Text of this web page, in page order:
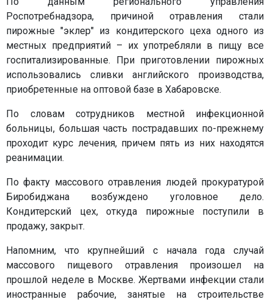
Роспотребнадзора, причиной отравления стали
пирожные "эклер" из кондитерского цеха одного из
местных предприятий – их употребляли в пищу все
госпитализированные. При приготовлении пирожных
использовались сливки английского производства,
приобретенные на оптовой базе в Хабаровске.
По словам сотрудников местной инфекционной
больницы, большая часть пострадавших по-прежнему
проходит курс лечения, причем пять из них находятся
реанимации.
По факту массового отравления людей прокуратурой
Биробиджана возбуждено уголовное дело.
Кондитерский цех, откуда пирожные поступили в
продажу, закрыт.
Напомним, что крупнейший с начала года случай
массового пищевого отравления произошел на
прошлой неделе в Москве. Жертвами инфекции стали
иностранные рабочие, занятые на строительстве